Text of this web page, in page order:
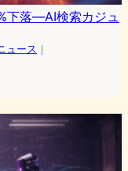
下落―AI検索カジュ
ュース ｜